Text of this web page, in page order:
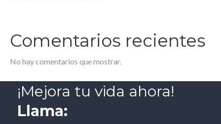
Comentarios recientes
No hay comentarios que mostrar.
¡Mejora tu vida ahora!
Llama: